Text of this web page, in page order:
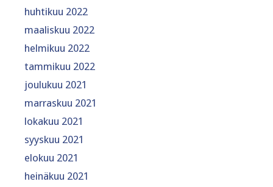
huhtikuu 2022
maaliskuu 2022
helmikuu 2022
tammikuu 2022
joulukuu 2021
marraskuu 2021
lokakuu 2021
syyskuu 2021
elokuu 2021
heinäkuu 2021